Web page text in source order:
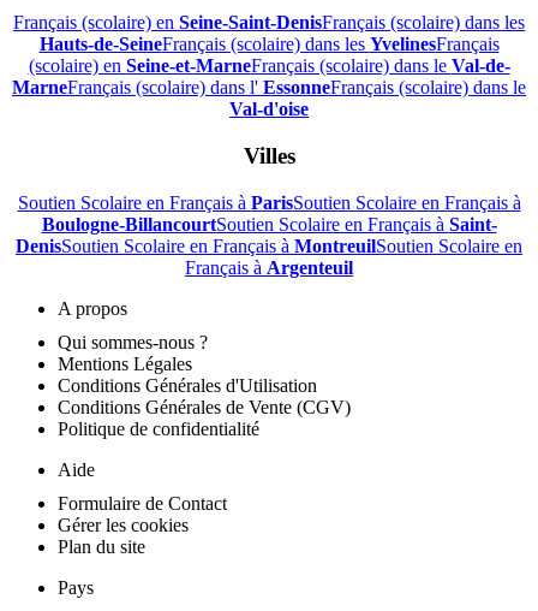
Français (scolaire) en Seine-Saint-DenisFrançais (scolaire) dans les
Hauts-de-SeineFrançais (scolaire) dans les YvelinesFrançais
(scolaire) en Seine-et-MarneFrançais (scolaire) dans le Val-de-
MarneFrançais (scolaire) dans l' EssonneFrançais (scolaire) dans le
Val-d'oise
Villes
Soutien Scolaire en Français à ParisSoutien Scolaire en Français à
Boulogne-BillancourtSoutien Scolaire en Français à Saint-
DenisSoutien Scolaire en Français à MontreuilSoutien Scolaire en
Français à Argenteuil
A propos
Qui sommes-nous ?
Mentions Légales
Conditions Générales d'Utilisation
Conditions Générales de Vente (CGV)
Politique de confidentialité
Aide
Formulaire de Contact
Gérer les cookies
Plan du site
Pays